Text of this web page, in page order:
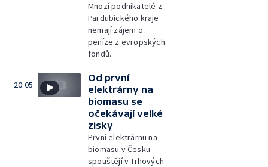
Mnozí podnikatelé z
Pardubického kraje
nemají zájem o
peníze z evropských
fondů.
20:05
Od první
elektrárny na
biomasu se
očekávají velké
zisky
První elektrárnu na
biomasu v Česku
spouštějí v Trhových